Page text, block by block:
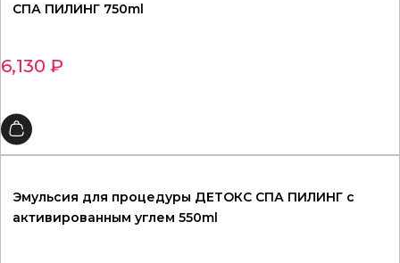
СПА ПИЛИНГ 750ml
6,130 ₽
Эмульсия для процедуры ДЕТОКС СПА ПИЛИНГ с
активированным углем 550ml